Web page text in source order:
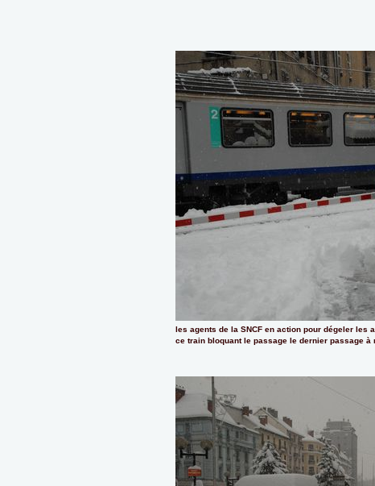
les agents de la SNCF en action pour dégeler
ce train bloquant le passage le dernier passage à